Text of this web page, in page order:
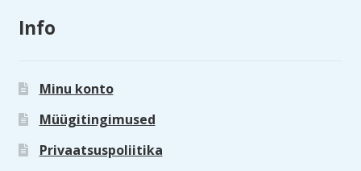
Info
Minu konto
Müügitingimused
Privaatsuspoliitika